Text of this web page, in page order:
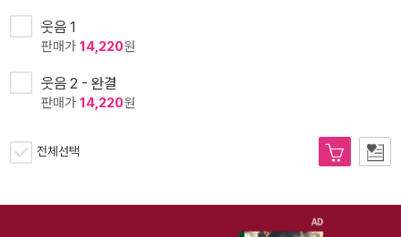
웃음 1
판매가 14,220원
웃음 2 - 완결
판매가 14,220원
전체선택